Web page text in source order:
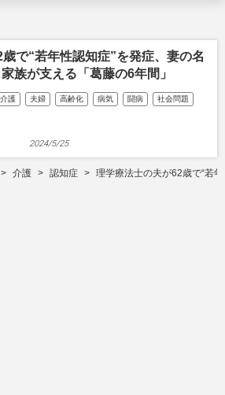
で“若年性認知症”を発症、妻の名
族が支える「葛藤の6年間」
介護 夫婦 高齢化 病気 闘病 社会問題
2024/5/25
介護 認知症 理学療法士の夫が62歳で“若